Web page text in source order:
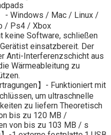
- Windows / Mac / Linux /
/ Ps4 / Xbox
keine Software, schließen
einsatzbereit. Der
Anti-Interferenzschicht aus
Wärmeableitung zu
】- Funktioniert mit
um ultraschnelle
zu liefern Theoretisch
bis zu 120 MB /
von bis zu 103 MB / s